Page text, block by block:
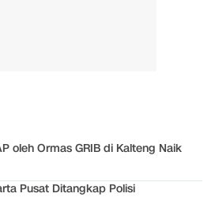
oleh Ormas GRIB di Kalteng Naik
Pusat Ditangkap Polisi